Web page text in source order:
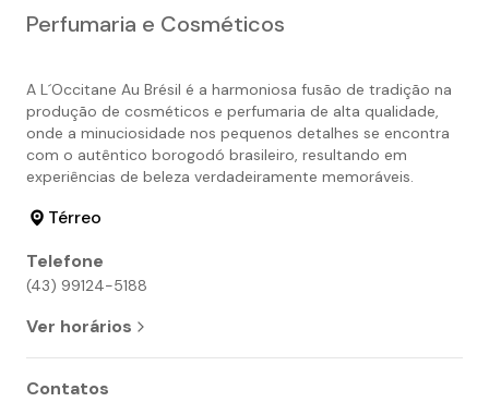
Perfumaria e Cosméticos
A L´Occitane Au Brésil é a harmoniosa fusão de tradição na
produção de cosméticos e perfumaria de alta qualidade,
onde a minuciosidade nos pequenos detalhes se encontra
com o autêntico borogodó brasileiro, resultando em
experiências de beleza verdadeiramente memoráveis.
Térreo
Telefone
(43) 99124-5188
Ver horários
Contatos